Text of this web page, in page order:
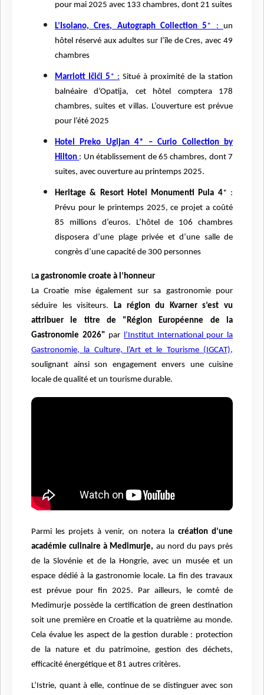
pour mai 2025 avec 133 chambres, dont 21 suites
L’Isolano, Cres, Autograph Collection 5* : un
hôtel réservé aux adultes sur l’île de Cres, avec 49
chambres
Marriott Ičići 5* : Situé à proximité de la station
balnéaire d’Opatija, cet hôtel comptera 178
chambres, suites et villas. L’ouverture est prévue
pour l’été 2025
Hotel Preko Ugljan 4*
– Curio Collection by
Hilton : Un établissement de 65 chambres, dont 7
suites, avec ouverture au printemps 2025.
Heritage & Resort Hotel Monumenti Pula 4* :
Prévu pour le printemps 2025, ce projet a coûté
85 millions d’euros. L’hôtel de 106 chambres
disposera d’une plage privée et d’une salle de
congrès d’une capacité de 300 personnes
La gastronomie croate à l’honneur
La Croatie mise également sur sa gastronomie pour
séduire les visiteurs. La région du Kvarner s’est vu
attribuer le titre de "Région Européenne de la
Gastronomie 2026" par l’Institut International pour la
Gastronomie, la Culture, l’Art et le Tourisme (IGCAT),
soulignant ainsi son engagement envers une cuisine
locale de qualité et un tourisme durable.
Parmi les projets à venir, on notera la création d’une
académie culinaire à Medimurje, au nord du pays près
de la Slovénie et de la Hongrie, avec un musée et un
espace dédié à la gastronomie locale. La fin des travaux
est prévue pour fin 2025. Par ailleurs, le comté de
Medimurje possède la certification de green destination
soit une première en Croatie et la quatrième au monde.
Cela évalue les aspect de la gestion durable : protection
de la nature et du patrimoine, gestion des déchets,
efficacité énergétique et 81 autres critères.
L’Istrie, quant à elle, continue de se distinguer avec son